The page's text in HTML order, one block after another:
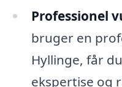
Professionel
bruger en
Hyllinge, får
ekspertise og